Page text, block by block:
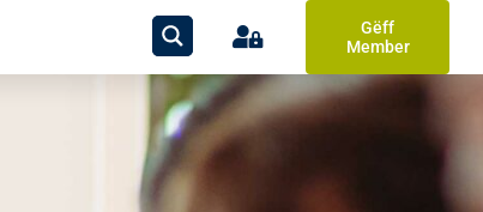
Gëff
Member